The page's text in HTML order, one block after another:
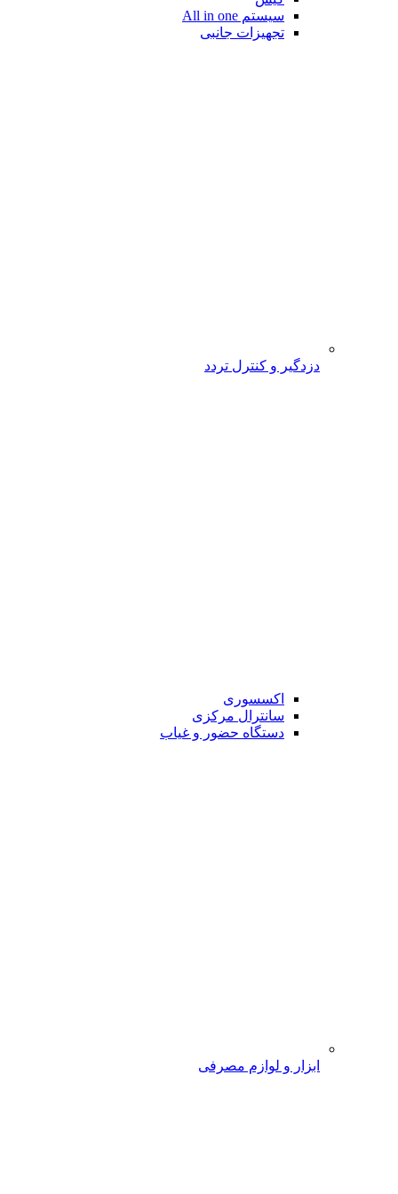
سیستم All in one
تجهیزات جانبی
دزدگیر و کنترل تردد
اکسسوری
سانترال مرکزی
دستگاه حضور و غیاب
ابزار و لوازم مصرفی